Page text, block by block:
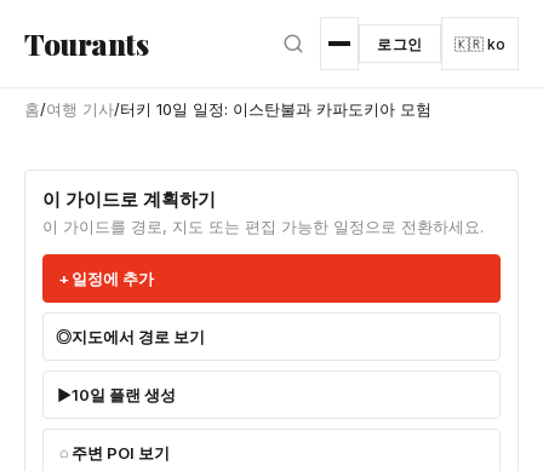
Tourants 로그인 🇰🇷 ko
홈/여행 기사/터키 10일 일정: 이스탄불과 카파도키아 모험
이 가이드로 계획하기
이 가이드를 경로, 지도 또는 편집 가능한 일정으로 전환하세요.
일정에 추가
지도에서 경로 보기
10일 플랜 생성
주변 POI 보기